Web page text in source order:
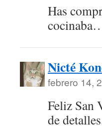
Has
Nicté
febrero 14,
Feliz San
de